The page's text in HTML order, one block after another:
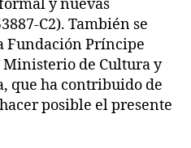
y nuevas
C2). También se
Fundación Príncipe
Ministerio de Cultura y
que ha contribuido de
posible el presente